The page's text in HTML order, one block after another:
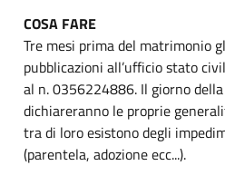
COSA FARE
Tre mesi prima del matrimonio
pubblicazioni all’ufficio stato
al n. 0356224886. Il giorno
dichiareranno le proprie
tra di loro esistono degli
(parentela, adozione ecc...).